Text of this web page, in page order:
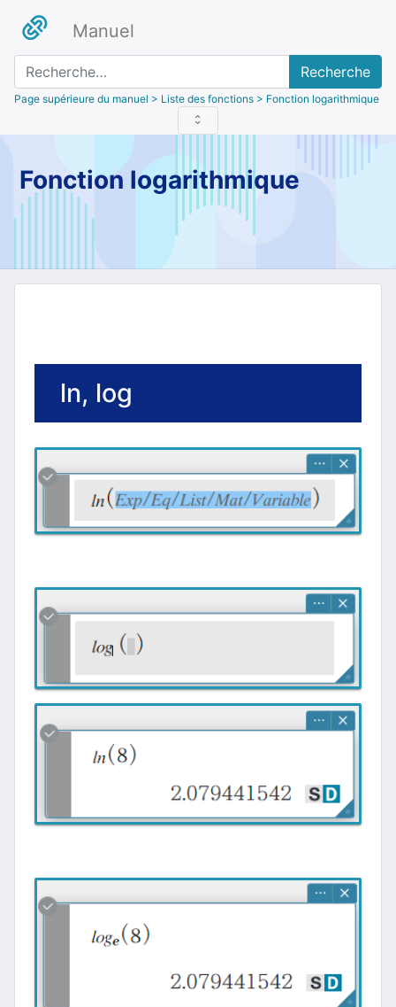
Manuel
Recherche
Page supérieure du manuel > Liste des fonctions > Fonction logarithmique
Fonction logarithmique
ln, log